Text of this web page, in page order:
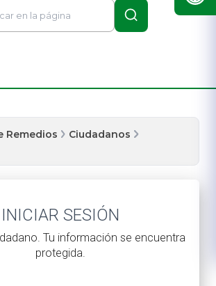
Remedios
Ciudadanos
​INICIAR SESIÓN
Tu información se encuentra
protegida.